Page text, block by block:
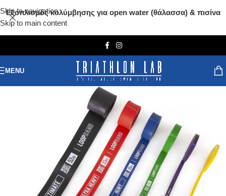
Skip to navigation
Skip to main content
Εξοπλισμός κολύμβησης για open water (θάλασσα) & πισίνα
MENU